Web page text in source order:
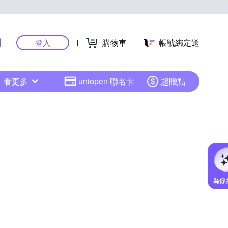
登入 購物車 帳號綁定送
看更多 uniopen 聯名卡 超贈點